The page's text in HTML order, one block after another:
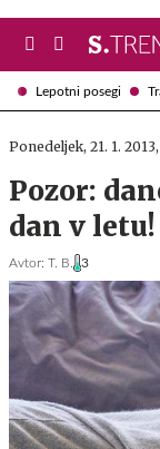
Lepotni posegi
Ponedeljek, 21. 1.
Pozor:
dan v letu!
Avtor: T. B. 3